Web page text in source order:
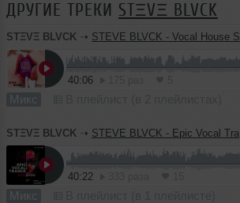
ДРУГИЕ ТРЕКИ STΞVΞ BLVCK
STΞVΞ BLVCK ➝ STEVE BLVCK - Vocal House Selection
40:06
Микс
STΞVΞ BLVCK ➝ STEVE BLVCK - Epic Vocal Trance
40:22
Микс